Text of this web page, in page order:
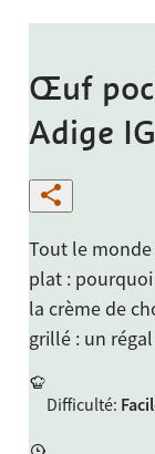
Œuf
Adige
Tout le
plat :
la crème de
grillé : un
Difficulté: